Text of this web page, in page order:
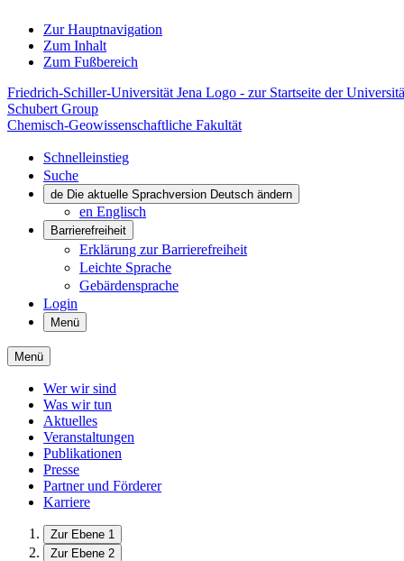
Zur Hauptnavigation
Zum Inhalt
Zum Fußbereich
Friedrich-Schiller-Universität Jena Logo - zur Startseite der
Schubert Group
Chemisch-Geowissenschaftliche Fakultät
Schnelleinstieg
Suche
de Die aktuelle Sprachversion Deutsch ändern
en Englisch
Barrierefreiheit
Erklärung zur Barrierefreiheit
Leichte Sprache
Gebärdensprache
Login
Menü
Menü
Wer wir sind
Was wir tun
Aktuelles
Veranstaltungen
Publikationen
Presse
Partner und Förderer
Karriere
Zur Ebene 1
Zur Ebene 2